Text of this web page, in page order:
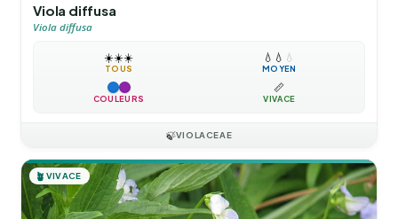
Viola diffusa
Viola diffusa
☀️☀️☀️
TOUS
💧 💧 💧
MOYEN
COULEURS
📏
VIVACE
🍃VIOLACEAE
🪴 VIVACE